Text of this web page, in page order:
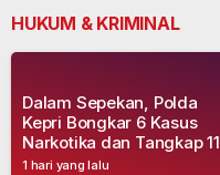
HUKUM & KRIMINAL
1 hari yang lalu
Dalam Sepekan, Polda
Kepri Bongkar 6 Kasus
Narkotika dan Tangkap 11
Tersangka